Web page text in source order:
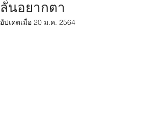
ลั่นอยากตา
อัปเดตเมื่อ 20 ม.ค. 2564